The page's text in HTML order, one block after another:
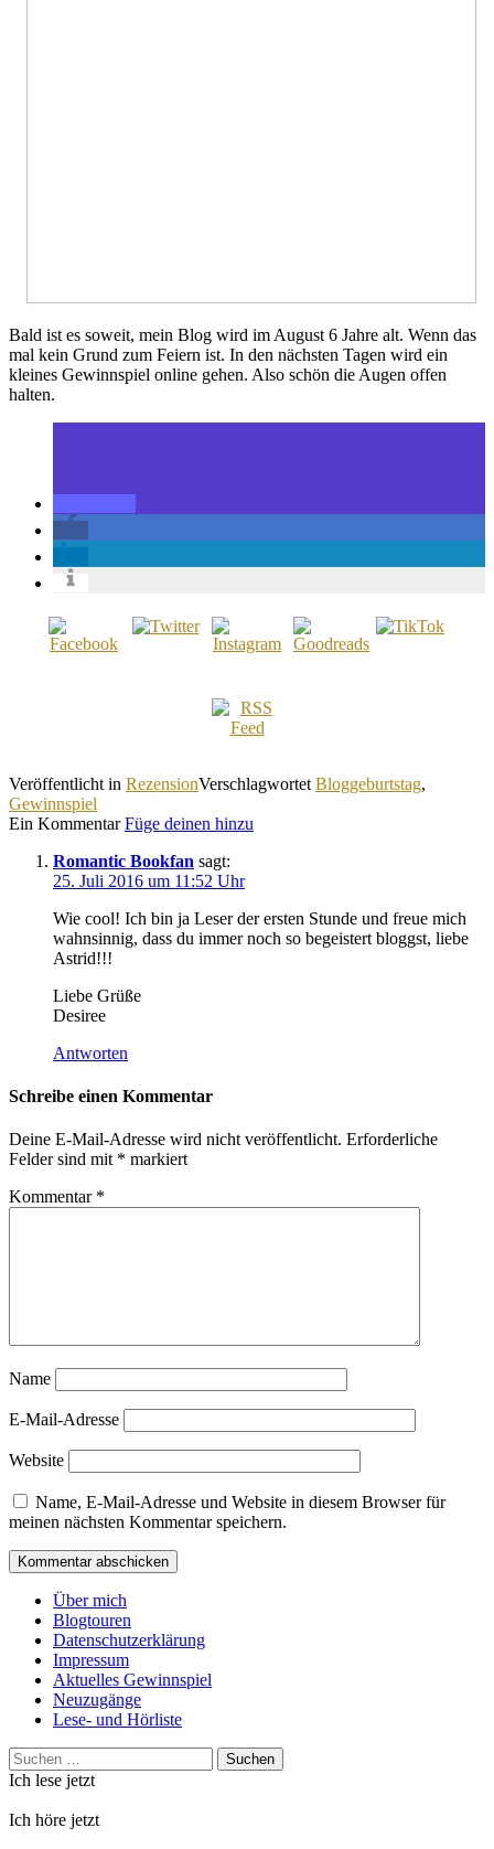
Bald ist es soweit, mein Blog wird im August 6 Jahre alt. Wenn das
mal kein Grund zum Feiern ist. In den nächsten Tagen wird ein
kleines Gewinnspiel online gehen. Also schön die Augen offen
halten.
Veröffentlicht in RezensionVerschlagwortet Bloggeburtstag,
Gewinnspiel
Ein KommentarFüge deinen hinzu
Romantic Bookfan sagt:
25. Juli 2016 um 11:52 Uhr
Wie cool! Ich bin ja Leser der ersten Stunde und freue mich
wahnsinnig, dass du immer noch so begeistert bloggst, liebe
Astrid!!!
Liebe Grüße
Desiree
Antworten
Schreibe einen Kommentar
Deine E-Mail-Adresse wird nicht veröffentlicht. Erforderliche
Felder sind mit * markiert
Kommentar *
Name
E-Mail-Adresse
Website
Name, E-Mail-Adresse und Website in diesem Browser für
meinen nächsten Kommentar speichern.
Über mich
Blogtouren
Datenschutzerklärung
Impressum
Aktuelles Gewinnspiel
Neuzugänge
Lese- und Hörliste
Suchen
nach:
Ich lese jetzt
Ich höre jetzt